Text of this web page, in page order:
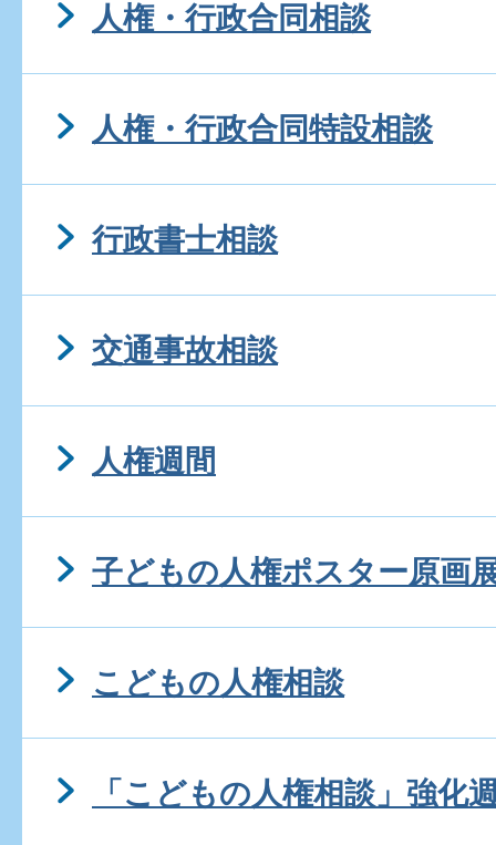
人権・行政合同相談
人権・行政合同特設相談
行政書士相談
交通事故相談
人権週間
子どもの人権ポスター原画
こどもの人権相談
「こどもの人権相談」強化